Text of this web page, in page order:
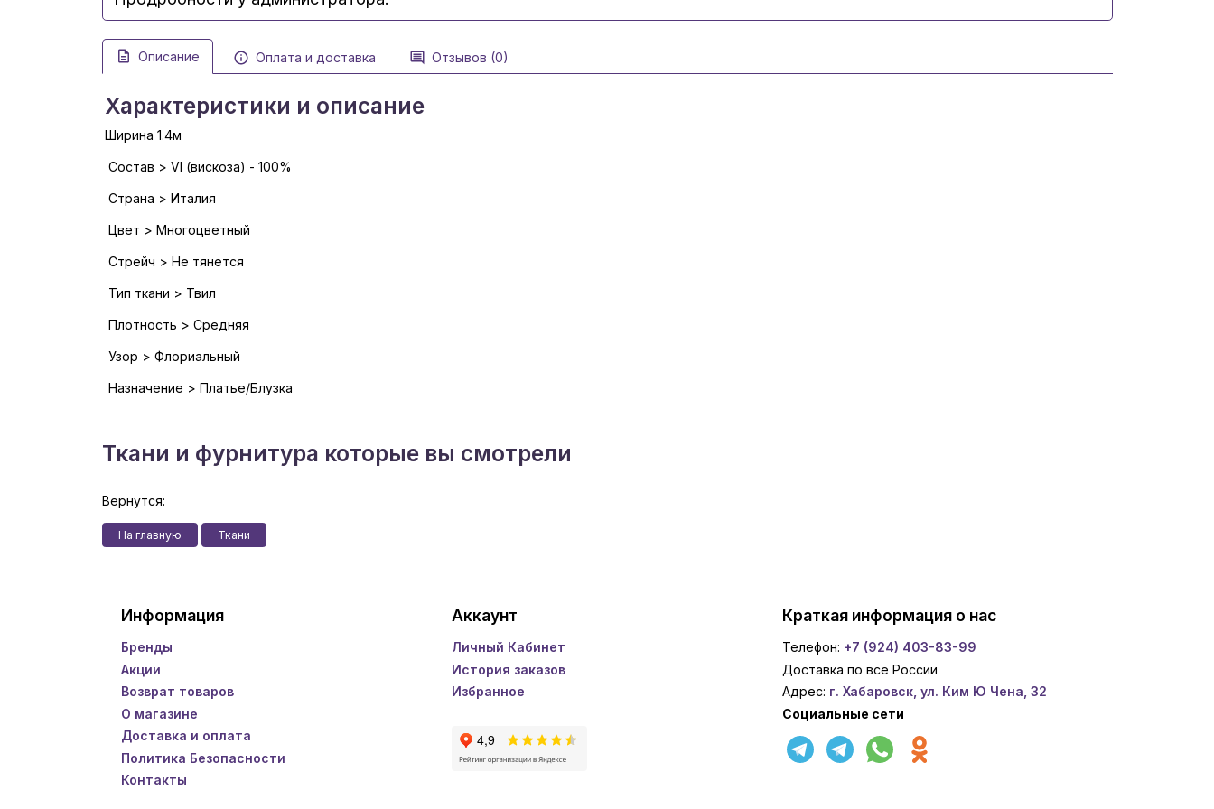
Описание Оплата и доставка Отзывов (0)
Характеристики и описание
Ширина 1.4м
Состав > VI (вискоза) - 100%
Страна > Италия
Цвет > Многоцветный
Стрейч > Не тянется
Тип ткани > Твил
Плотность > Средняя
Узор > Флориальный
Назначение > Платье/Блузка
Ткани и фурнитура которые вы смотрели
Вернутся:
На главную Ткани
Информация
Бренды
Акции
Возврат товаров
О магазине
Доставка и оплата
Политика Безопасности
Контакты
Аккаунт
Личный Кабинет
История заказов
Избранное
Краткая информация о нас
Телефон: +7 (924) 403-83-99
Доставка по все России
Адрес: г. Хабаровск, ул. Ким Ю Чена, 32
Социальные сети